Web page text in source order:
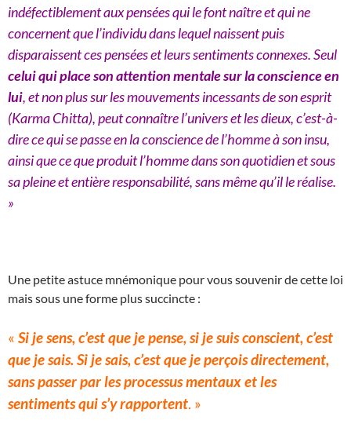
indéfectiblement aux pensées qui le font naître et qui ne
concernent que l’individu dans lequel naissent puis
disparaissent ces pensées et leurs sentiments connexes. Seul
celui qui place son attention mentale sur la conscience en
lui, et non plus sur les mouvements incessants de son esprit
(Karma Chitta), peut connaître l’univers et les dieux, c’est-à-
dire ce qui se passe en la conscience de l’homme à son insu,
ainsi que ce que produit l’homme dans son quotidien et sous
sa pleine et entière responsabilité, sans même qu’il le réalise.
»
Une petite astuce mnémonique pour vous souvenir de cette loi
mais sous une forme plus succincte :
« Si je sens, c’est que je pense, si je suis conscient, c’est
que je sais. Si je sais, c’est que je perçois directement,
sans passer par les processus mentaux et les
sentiments qui s’y rapportent. »